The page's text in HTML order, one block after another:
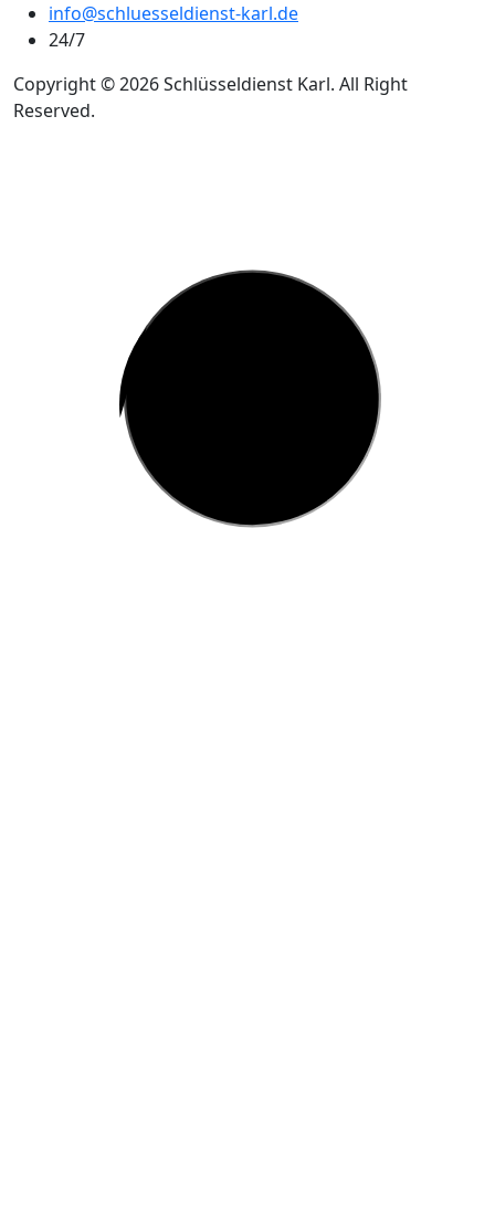
info@schluesseldienst-karl.de
24/7
Copyright © 2026 Schlüsseldienst Karl. All Right
Reserved.